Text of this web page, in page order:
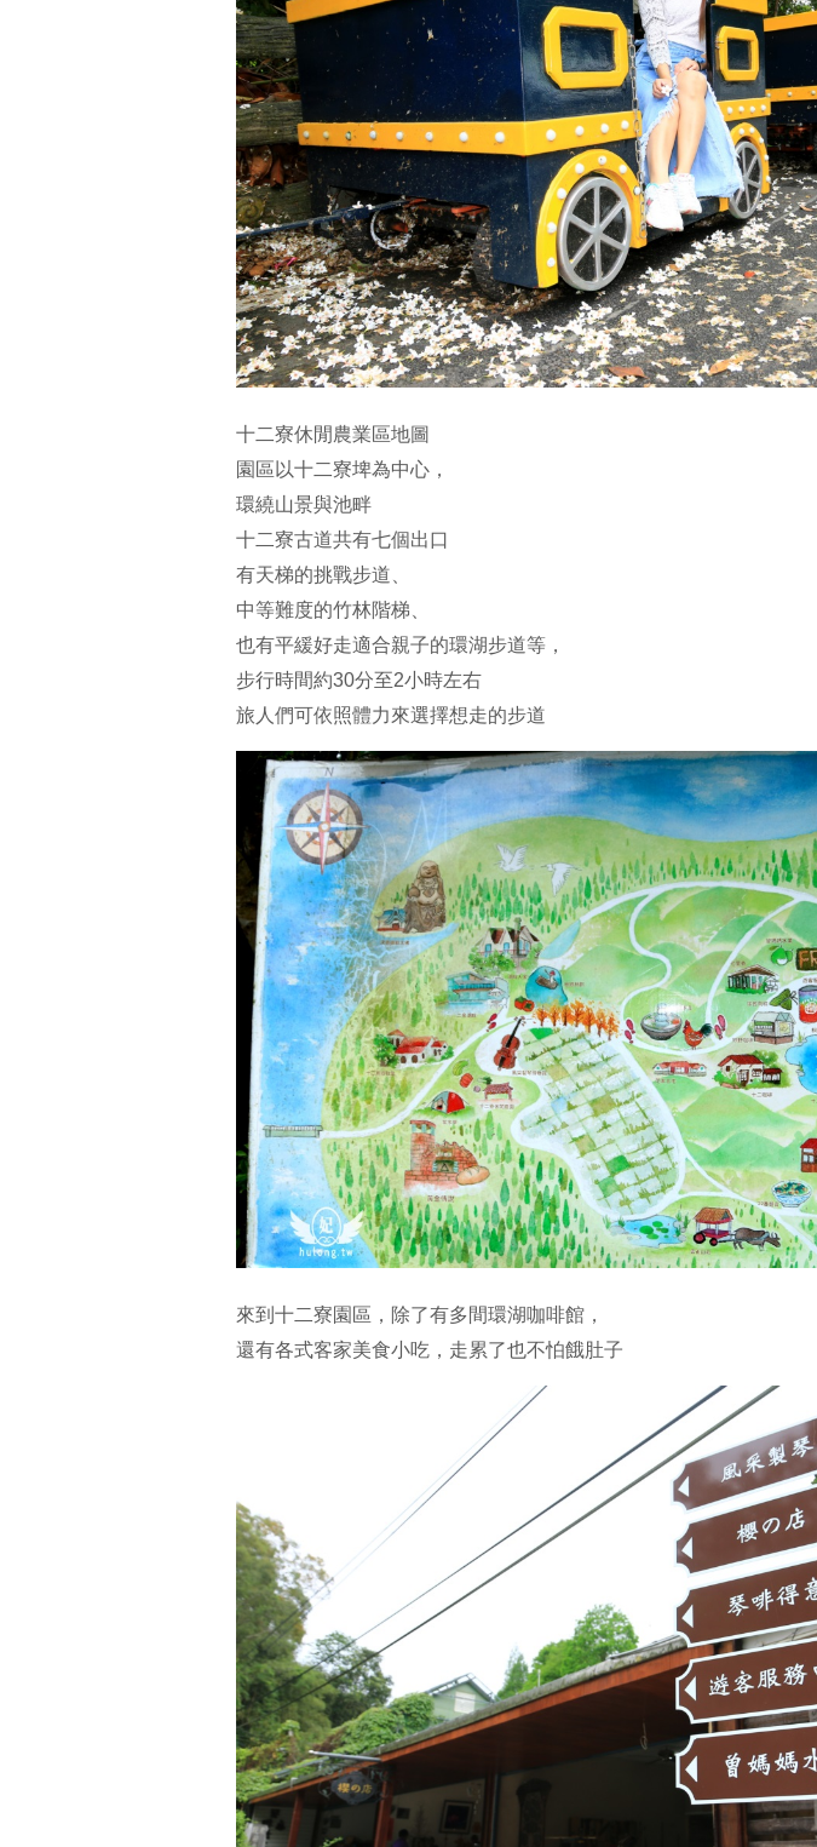
十二寮休閒農業區地圖
園區以十二寮埤為中心，
環繞山景與池畔
十二寮古道共有七個出口
有天梯的挑戰步道、
中等難度的竹林階梯、
也有平緩好走適合親子的環湖步道等，
步行時間約30分至2小時左右
旅人們可依照體力來選擇想走的步道
來到十二寮園區，除了有多間環湖咖啡館，
還有各式客家美食小吃，走累了也不怕餓肚子